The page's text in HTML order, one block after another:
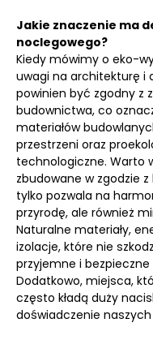
Jakie znaczenie ma
noclegowego?
Kiedy mówimy o eko-
uwagi na architekturę i
powinien być zgodny z
budownictwa, co
materiałów
przestrzeni oraz
technologiczne. Warto
zbudowane w zgodzie
tylko pozwala na
przyrodę, ale również
Naturalne materiały,
izolacje, które nie
przyjemne i
Dodatkowo, miejsca,
często kładą duży
doświadczenie naszych